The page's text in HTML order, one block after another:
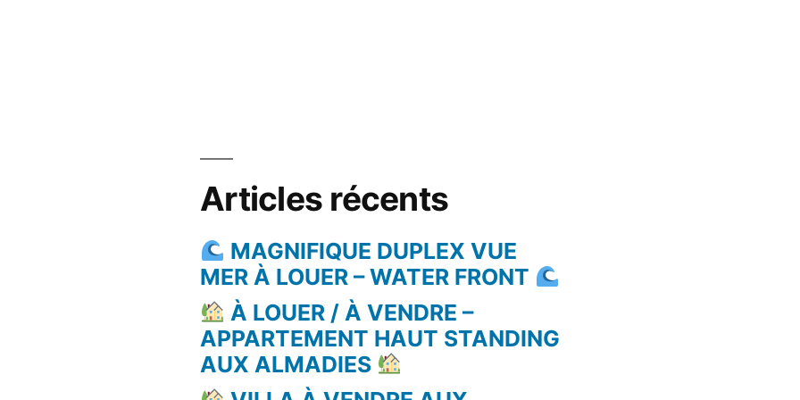
Articles récents
MAGNIFIQUE DUPLEX VUE
MER À LOUER – WATER FRONT
À LOUER / À VENDRE –
APPARTEMENT HAUT STANDING
AUX ALMADIES